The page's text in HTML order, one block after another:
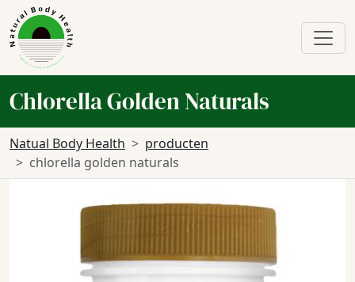
Chlorella Golden Naturals
Natual Body Health
producten
chlorella golden naturals